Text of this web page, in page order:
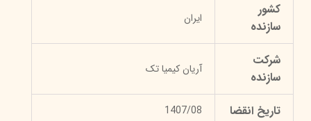
کشور
سازنده
ایران
شرکت
سازنده
آریان کیمیا تک
تاریخ انقضا 1407/08